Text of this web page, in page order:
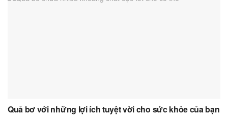
Quả bơ với những lợi ích tuyệt vời cho sức khỏe của bạn